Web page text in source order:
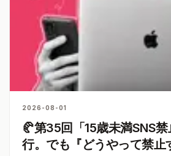
2026-08-01
🥐第35回「15歳未満SNS
行。でも『どうやって禁止